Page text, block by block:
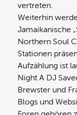
vertreten.
Weiterhin
Jamaikanische
Northern Soul
Stationen
Aufzählung ist
Night A DJ
Brewster und
Blogs und